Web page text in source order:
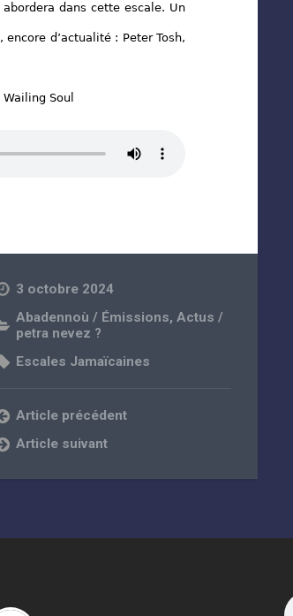
dans cette escale. Un
d’actualité : Peter Tosh,
Soul
3 octobre 2024
Abadennoù / Émissions,Actus /
petra nevez ?
Escales Jamaïcaines
Article précédent
Article suivant